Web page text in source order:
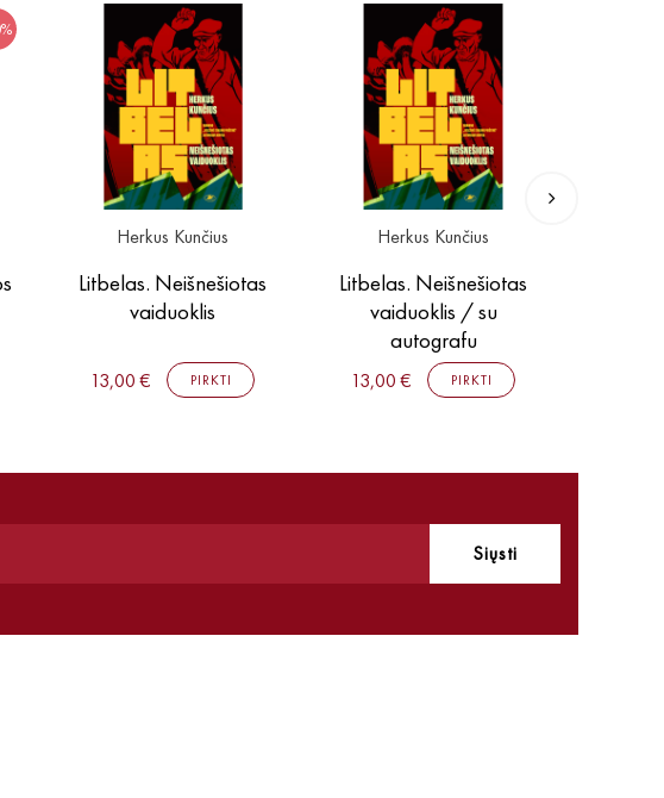
Herkus Kunčius
Litbelas. Neišnešiotas
vaiduoklis
13,00 € PIRKTI
Herkus Kunčius
Litbelas. Neišnešiotas
vaiduoklis / su
autografu
13,00 € PIRKTI
Siųsti